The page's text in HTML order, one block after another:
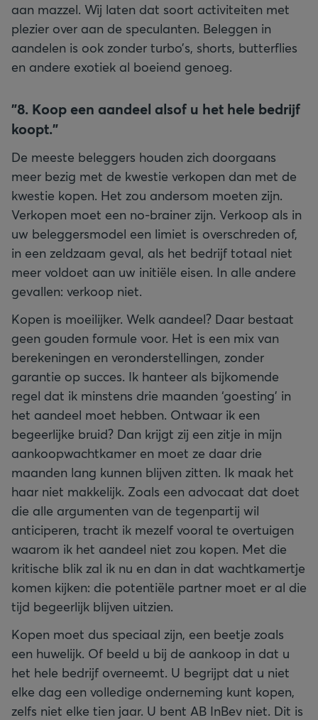
aan mazzel. Wij laten dat soort activiteiten met
plezier over aan de speculanten. Beleggen in
aandelen is ook zonder turbo’s, shorts, butterflies
en andere exotiek al boeiend genoeg.
"8. Koop een aandeel alsof u het hele bedrijf
koopt."
De meeste beleggers houden zich doorgaans
meer bezig met de kwestie verkopen dan met de
kwestie kopen. Het zou andersom moeten zijn.
Verkopen moet een no-brainer zijn. Verkoop als in
uw beleggersmodel een limiet is overschreden of,
in een zeldzaam geval, als het bedrijf totaal niet
meer voldoet aan uw initiële eisen. In alle andere
gevallen: verkoop niet.
Kopen is moeilijker. Welk aandeel? Daar bestaat
geen gouden formule voor. Het is een mix van
berekeningen en veronderstellingen, zonder
garantie op succes. Ik hanteer als bijkomende
regel dat ik minstens drie maanden ‘goesting’ in
het aandeel moet hebben. Ontwaar ik een
begeerlijke bruid? Dan krijgt zij een zitje in mijn
aankoopwachtkamer en moet ze daar drie
maanden lang kunnen blijven zitten. Ik maak het
haar niet makkelijk. Zoals een advocaat dat doet
die alle argumenten van de tegenpartij wil
anticiperen, tracht ik mezelf vooral te overtuigen
waarom ik het aandeel niet zou kopen. Met die
kritische blik zal ik nu en dan in dat wachtkamertje
komen kijken: die potentiële partner moet er al die
tijd begeerlijk blijven uitzien.
Kopen moet dus speciaal zijn, een beetje zoals
een huwelijk. Of beeld u bij de aankoop in dat u
het hele bedrijf overneemt. U begrijpt dat u niet
elke dag een volledige onderneming kunt kopen,
zelfs niet elke tien jaar. U bent AB InBev niet. Dit is